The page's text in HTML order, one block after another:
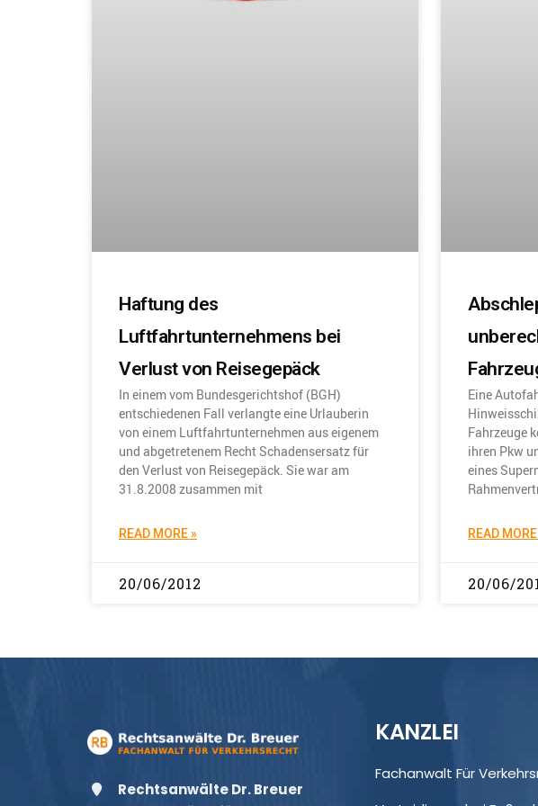
Haftung des
Luftfahrtunternehmens bei
Verlust von Reisegepäck
In einem vom Bundesgerichtshof (BGH)
entschiedenen Fall verlangte eine Urlauberin
von einem Luftfahrtunternehmen aus eigenem
und abgetretenem Recht Schadensersatz für
den Verlust von Reisegepäck. Sie war am
31.8.2008 zusammen mit
READ MORE »
20/06/2012
Eine
Fahrzeuge
ihren Pkw
eines
READ
20/06/
Rechtsanwälte Dr. Breuer
KANZLEI
Fachanwalt Für